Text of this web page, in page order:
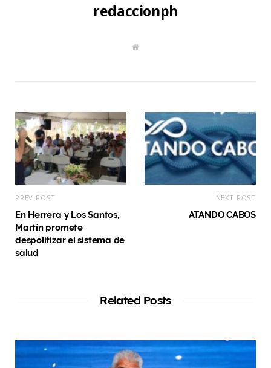
redaccionph
W
PREV POST
En Herrera y Los Santos,
Martín promete
despolitizar el sistema de
salud
NEXT POST
ATANDO CABOS
Related Posts